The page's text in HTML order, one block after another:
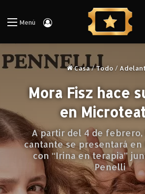
Menú Iniciar Sesión
Casa/Todo /
Mora Fisz hace
en
A partir del 4 de
cantante se presentará
con “Irina en terapia”
Penelli